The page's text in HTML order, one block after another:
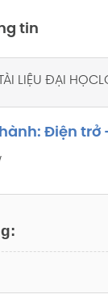
tin
LIỆU ĐẠI HỌC
hành: Điện